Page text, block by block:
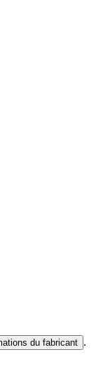
du fabricant .